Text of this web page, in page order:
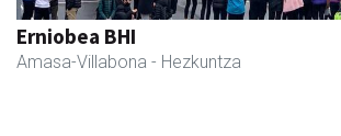
Erniobea BHI
Amasa-Villabona - Hezkuntza